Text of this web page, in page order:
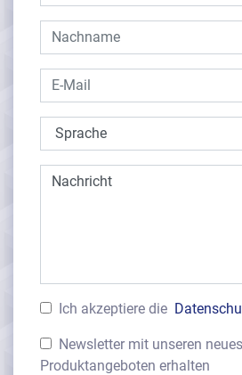
Ich akzeptiere die
Newsletter mit unseren
Produktangeboten erhalten